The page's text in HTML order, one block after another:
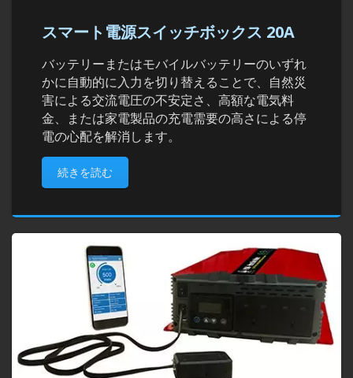
スマート電源スイッチボックス 20A
バッテリーまたはモバイルバッテリーのいずれ
かに自動的に入力を切り替えることで、自然災
害による交流電圧の不安定さ、高額な電気料
金、または家電製品の充電需要の高さによる停
電の心配を解消します。
続きを読む